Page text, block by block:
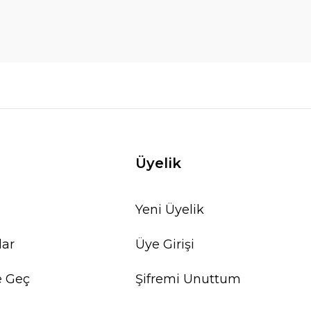
Geç
Üyelik
Yeni Üyelik
Üye Girişi
Şifremi Unuttum